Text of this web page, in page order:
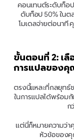
คอนเทนต์ระดับท็อ
ดับท็อป 50% ในต
โมเดลจ่ายต่อนาที
ขั้นตอนที่ 2: เ
การแปลของคุ
ตรงนี้แหละที่กลยุทธ์
ในการแปลได้พร้อม
ก
แต่นี่ก็หมายความว่า
หัวข้อของ